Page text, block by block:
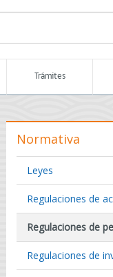
Trámites
Normativa
Leyes
Regulaciones de
Regulaciones de
Regulaciones de